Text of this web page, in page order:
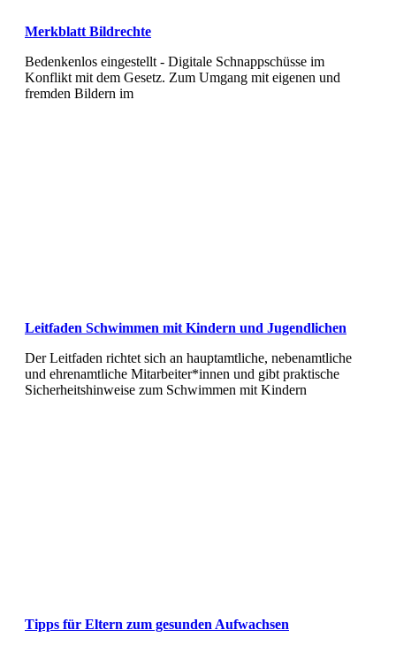
Merkblatt Bildrechte
Bedenkenlos eingestellt - Digitale Schnappschüsse im
Konflikt mit dem Gesetz. Zum Umgang mit eigenen und
fremden Bildern im
Leitfaden Schwimmen mit Kindern und Jugendlichen
Der Leitfaden richtet sich an hauptamtliche, nebenamtliche
und ehrenamtliche Mitarbeiter*innen und gibt praktische
Sicherheitshinweise zum Schwimmen mit Kindern
Tipps für Eltern zum gesunden Aufwachsen